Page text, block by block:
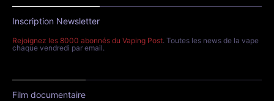
Inscription Newsletter
Rejoignez les 8000 abonnés du Vaping Post. Toutes les news de la vape
chaque vendredi par email.
Film documentaire